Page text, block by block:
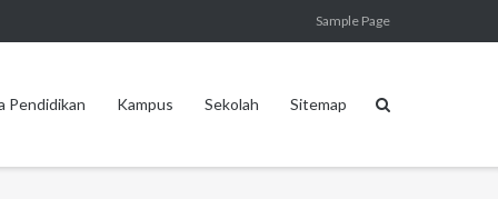
Sample Page
Pendidikan Kampus Sekolah Sitemap